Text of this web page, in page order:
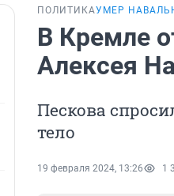
ПОЛИТИКАУМЕР
В Кремле
Алексея
Пескова
тело
19 февраля 2024, 13:26 1